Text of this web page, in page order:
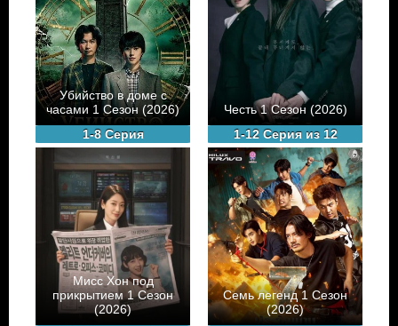
Убийство в доме с
часами 1 Сезон (2026)
1-8 Серия
Честь 1 Сезон (2026)
1-12 Серия из 12
Мисс Хон под
прикрытием 1 Сезон
(2026)
Семь легенд 1 Сезон
(2026)